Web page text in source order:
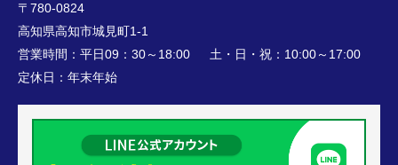
〒780-0824
高知県高知市城見町1-1
営業時間： 平日09：30～18:00 土・日・祝：10:00～17:00
定休日： 年末年始